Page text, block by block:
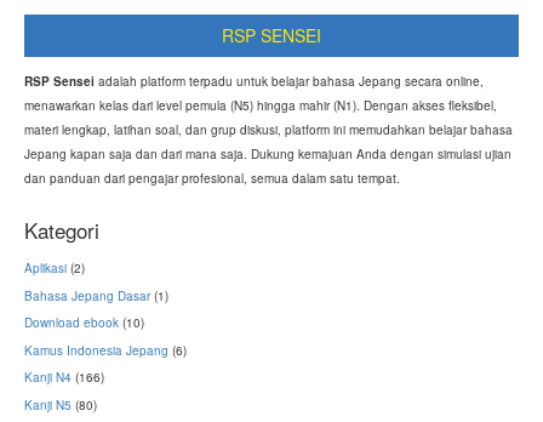
RSP SENSEI
RSP Sensei adalah platform terpadu untuk belajar bahasa Jepang secara online,
menawarkan kelas dari level pemula (N5) hingga mahir (N1). Dengan akses fleksibel,
materi lengkap, latihan soal, dan grup diskusi, platform ini memudahkan belajar bahasa
Jepang kapan saja dan dari mana saja. Dukung kemajuan Anda dengan simulasi ujian
dan panduan dari pengajar profesional, semua dalam satu tempat.
Kategori
Aplikasi (2)
Bahasa Jepang Dasar(1)
Download ebook (10)
Kamus Indonesia Jepang (6)
Kanji N4 (166)
Kanji N5 (80)